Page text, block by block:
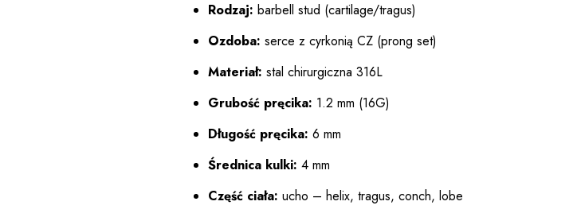
Rodzaj: barbell stud (cartilage/tragus)
Ozdoba: serce z cyrkonią CZ (prong set)
Materiał: stal chirurgiczna 316L
Grubość pręcika: 1.2 mm (16G)
Długość pręcika: 6 mm
Średnica kulki: 4 mm
Część ciała: ucho – helix, tragus, conch, lobe